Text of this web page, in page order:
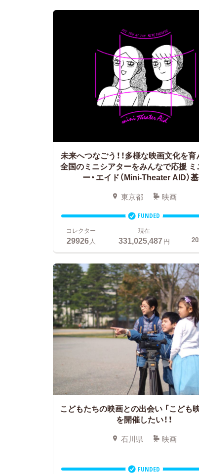
未来へつなごう！！多様な映画文化を
全国のミニシアターをみんなで応援
ー・エイド（Mini-Theater AID）
東京都 映画
FUNDED
コレクター
29926 人
現在
331,025,487円
こどもたちの映画との出会い 「こども
を開催したい！！
石川県 映画
FUNDED